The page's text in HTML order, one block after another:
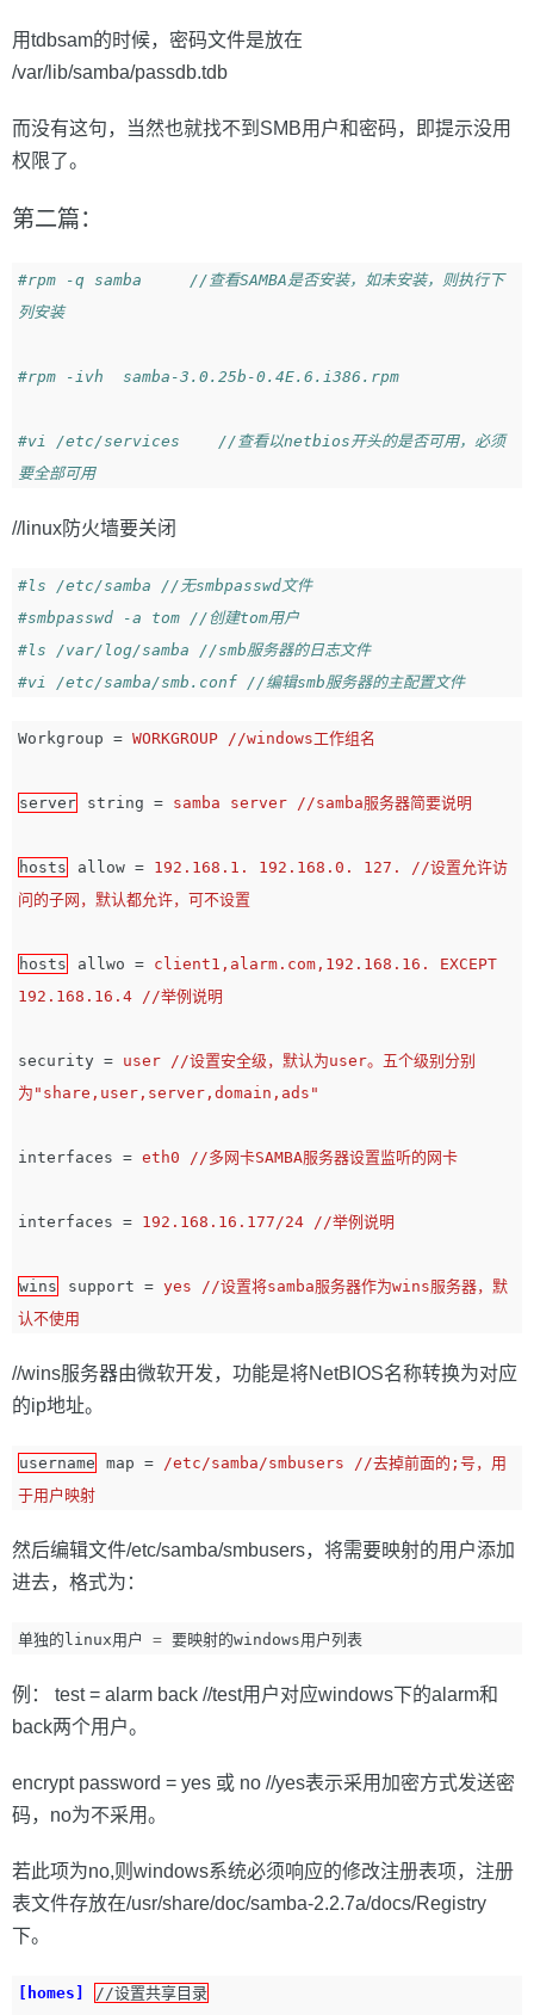
用tdbsam的时候，密码文件是放在
/var/lib/samba/passdb.tdb
而没有这句，当然也就找不到SMB用户和密码，即提示没用
权限了。
第二篇：
#rpm -q samba     //查看SAMBA是否安装，如未安装，则执行下
列安装
#rpm -ivh  samba-3.0.25b-0.4E.6.i386.rpm
#vi /etc/services    //查看以netbios开头的是否可用，必须
要全部可用
//linux防火墙要关闭
#ls /etc/samba //无smbpasswd文件
#smbpasswd -a tom //创建tom用户
#ls /var/log/samba //smb服务器的日志文件
#vi /etc/samba/smb.conf //编辑smb服务器的主配置文件
Workgroup = WORKGROUP //windows工作组名
server string = samba server //samba服务器简要说明
hosts allow = 192.168.1. 192.168.0. 127. //设置允许访
问的子网，默认都允许，可不设置
hosts allwo = client1,alarm.com,192.168.16. EXCEPT
192.168.16.4 //举例说明
security = user //设置安全级，默认为user。五个级别分别
为"share,user,server,domain,ads"
interfaces = eth0 //多网卡SAMBA服务器设置监听的网卡
interfaces = 192.168.16.177/24 //举例说明
wins support = yes //设置将samba服务器作为wins服务器，默
认不使用
//wins服务器由微软开发，功能是将NetBIOS名称转换为对应
的ip地址。
username map = /etc/samba/smbusers //去掉前面的;号，用
于用户映射
然后编辑文件/etc/samba/smbusers，将需要映射的用户添加
进去，格式为：
单独的linux用户 =
例： test = alarm back //test用户对应windows下的alarm和
back两个用户。
encrypt password = yes 或 no //yes表示采用加密方式发送密
码，no为不采用。
若此项为no,则windows系统必须响应的修改注册表项，注册
表文件存放在/usr/share/doc/samba-2.2.7a/docs/Registry
下。
[homes]
//设置共享目录